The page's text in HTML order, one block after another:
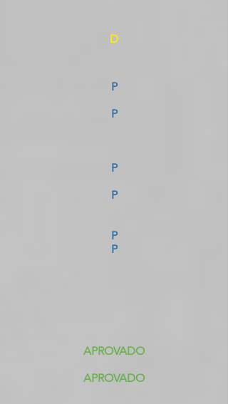
D
P
P
P
P
P
P
APROVADO
APROVADO